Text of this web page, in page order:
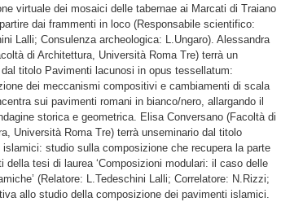
virtuale dei mosaici delle tabernae ai Marcati di Traiano
dai frammenti in loco (Responsabile scientifico:
Lalli; Consulenza archeologica: L.Ungaro). Alessandra
di Architettura, Università Roma Tre) terrà un
titolo Pavimenti lacunosi in opus tessellatum:
dei meccanismi compositivi e cambiamenti di scala
sui pavimenti romani in bianco/nero, allargando il
storica e geometrica. Elisa Conversano (Facoltà di
Università Roma Tre) terrà unseminario dal titolo
islamici: studio sulla composizione che recupera la parte
della tesi di laurea ‘Composizioni modulari: il caso delle
(Relatore: L.Tedeschini Lalli; Correlatore: N.Rizzi;
allo studio della composizione dei pavimenti islamici.